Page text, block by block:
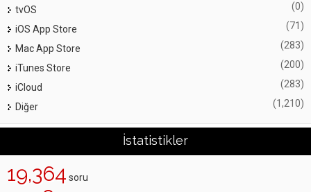
tvOS (0)
iOS App Store (71)
Mac App Store (283)
iTunes Store (200)
iCloud (283)
Diğer (1,210)
İstatistikler
19,364 soru